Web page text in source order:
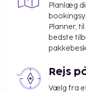
Planlæg
Planner,
bedste
Rejs
Vælg fra